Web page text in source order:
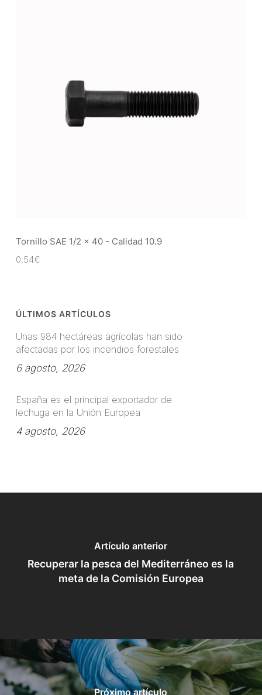
Tornillo SAE 1/2 x 40 - Calidad 10.9
0,54€
ÚLTIMOS ARTÍCULOS
Unas 984 hectáreas agrícolas han sido
afectadas por los incendios forestales
6 agosto, 2026
España es el principal exportador de
lechuga en la Unión Europea
4 agosto, 2026
Artículo anterior
Recuperar la pesca del Mediterráneo es la
meta de la Comisión Europea
Próximo artículo